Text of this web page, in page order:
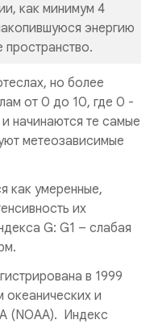
как минимум 4
энергию
но более
от 0 до 10, где 0 -
начинаются те самые
метеозависимые
как умеренные,
их
G: G1 – слабая
в 1999
океанических и
(NOAA). Индекс